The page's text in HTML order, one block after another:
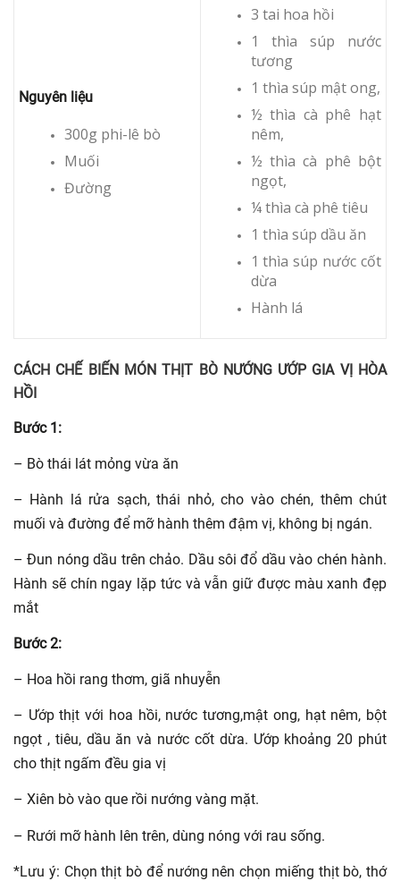
Nguyên liệu
300g phi-lê bò
Muối
Đường
3 tai hoa hồi
1 thìa súp nước
tương
1 thìa súp mật ong,
½ thìa cà phê hạt
nêm,
½ thìa cà phê bột
ngọt,
¼ thìa cà phê tiêu
1 thìa súp dầu ăn
1 thìa súp nước cốt
dừa
Hành lá
CÁCH CHẾ BIẾN MÓN THỊT BÒ NƯỚNG ƯỚP GIA VỊ HÒA
HỒI
Bước 1:
– Bò thái lát mỏng vừa ăn
– Hành lá rửa sạch, thái nhỏ, cho vào chén, thêm chút
muối và đường để mỡ hành thêm đậm vị, không bị ngán.
– Đun nóng dầu trên chảo. Dầu sôi đổ dầu vào chén hành.
Hành sẽ chín ngay lặp tức và vẫn giữ được màu xanh đẹp
mắt
Bước 2:
– Hoa hồi rang thơm, giã nhuyễn
– Ướp thịt với hoa hồi, nước tương,mật ong, hạt nêm, bột
ngọt , tiêu, dầu ăn và nước cốt dừa. Ướp khoảng 20 phút
cho thịt ngấm đều gia vị
– Xiên bò vào que rồi nướng vàng mặt.
– Rưới mỡ hành lên trên, dùng nóng với rau sống.
*Lưu ý: Chọn thịt bò để nướng nên chọn miếng thịt bò, thớ